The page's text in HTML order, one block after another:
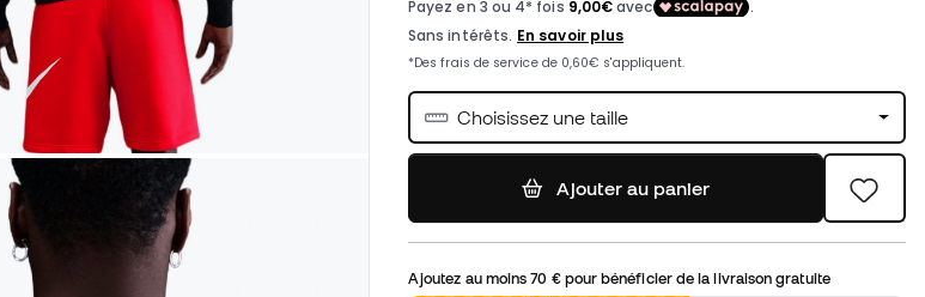
Choisissez une taille
Ajouter au panier
Ajoutez au moins70 €pour bénéficier de la livraison gratuite